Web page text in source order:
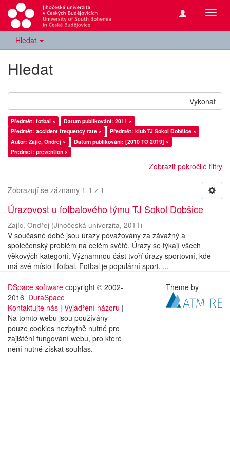
Hledat
Hledat
Vykonat
Předmět: fotbal ×
Datum publikování: 2011 ×
Předmět: accident frequency rate ×
Předmět: klub TJ Sokol Dobšice ×
Autor: Zajíc, Ondřej ×
Datum publikování: [2010 TO 2019] ×
Předmět: prevention ×
Zobrazit pokročilé filtry
Zobrazují se záznamy 1-1 z 1
Úrazovost u fotbalového týmu TJ Sokol Dobšice
Zajíc, Ondřej (Jihočeská univerzita, 2011)
V současné době jsou úrazy považovány za závažný a
společenský problém na celém světě. Úrazy se týkají všech
věkových kategorií. Významnou část tvoří úrazy sportovní, kde
má své místo i fotbal. Fotbal je populární sport, ...
DSpace software copyright © 2002-
2016 DuraSpace
Kontaktujte nás | Vyjádření názoru |
Na tomto webu jsou používány
pouze cookies nezbytně nutné pro
zajištění fungování webu, pro které
není nutné získat souhlas.
Theme by